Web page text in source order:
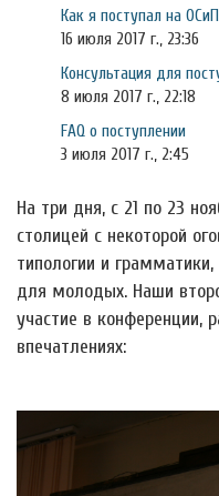
Как я поступал на
16 июля 2017 г., 23:36
Консультация для
8 июля 2017 г., 22:18
FAQ о поступлении
3 июля 2017 г., 2:45
На три дня, с 21 по 23
столицей с некоторой
типологии и
для молодых. Наши
участие в конференции,
впечатлениях: